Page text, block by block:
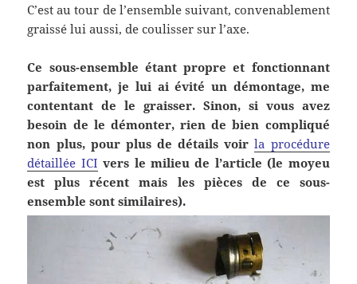
C’est au tour de l’ensemble suivant, convenablement
graissé lui aussi, de coulisser sur l’axe.
Ce sous-ensemble étant propre et fonctionnant
parfaitement, je lui ai évité un démontage, me
contentantde le graisser. Sinon, si vous avez
besoin de le démonter, rien de bien compliqué
non plus, pour plus de détails voirla procédure
détaillée ICI vers le milieu de l’article (le moyeu
est plus récent mais les pièces de ce sous-
ensemble sont similaires).